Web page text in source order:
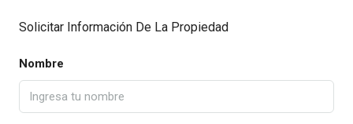
Solicitar Información De La Propiedad
Nombre